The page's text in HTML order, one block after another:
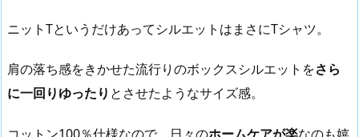
ニットTというだけあってシルエットはまさにTシャツ。
肩の落ち感をきかせた流行りのボックスシルエットをさら
に一回りゆったり とさせたようなサイズ感。